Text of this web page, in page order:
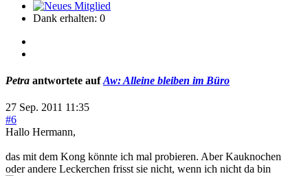
Dank erhalten: 0
Petra antwortete aufAw: Alleine bleiben im Büro
27 Sep. 2011 11:35
#6
Hallo Hermann,
das mit dem Kong könnte ich mal probieren. Aber Kauknochen
oder andere Leckerchen frisst sie nicht, wenn ich nicht da bin